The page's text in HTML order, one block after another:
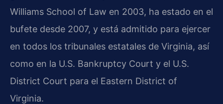
Williams School of Law en 2003, ha estado en el
bufete desde 2007, y está admitido para ejercer
en todos los tribunales estatales de Virginia, así
como en la U.S. Bankruptcy Court y el U.S.
District Court para el Eastern District of
Virginia.